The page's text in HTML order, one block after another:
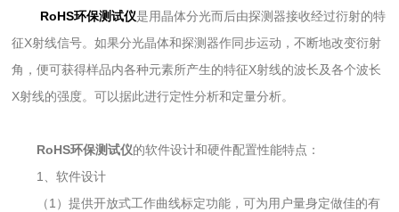
RoHS环保测试仪是用晶体分光而后由探测器接收经过衍射的特
征X射线信号。如果分光晶体和探测器作同步运动，不断地改变衍射
角，便可获得样品内各种元素所产生的特征X射线的波长及各个波长
X射线的强度。可以据此进行定性分析和定量分析。
RoHS环保测试仪的软件设计和硬件配置性能特点：
1、软件设计
（1）提供开放式工作曲线标定功能，可为用户量身定做佳的有